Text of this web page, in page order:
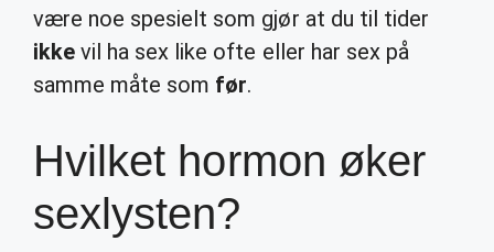
være noe spesielt som gjør at du til tider
ikke vil ha sex like ofte eller har sex på
samme måte som før.
Hvilket hormon øker
sexlysten?